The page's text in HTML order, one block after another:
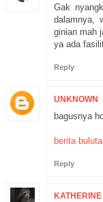
Gak
dalamnya,
ginian mah
ya ada
Reply
UNKNOWN
bagusnya
berita
Reply